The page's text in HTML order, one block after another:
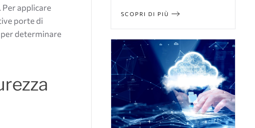
. Per applicare
porte di
determinare
SCOPRI DI PIÙ